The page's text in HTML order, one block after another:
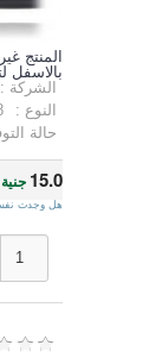
المنتج
بالاسفل
الشركة :
النوع :
حالة
15.0 جنية
هل وجدت